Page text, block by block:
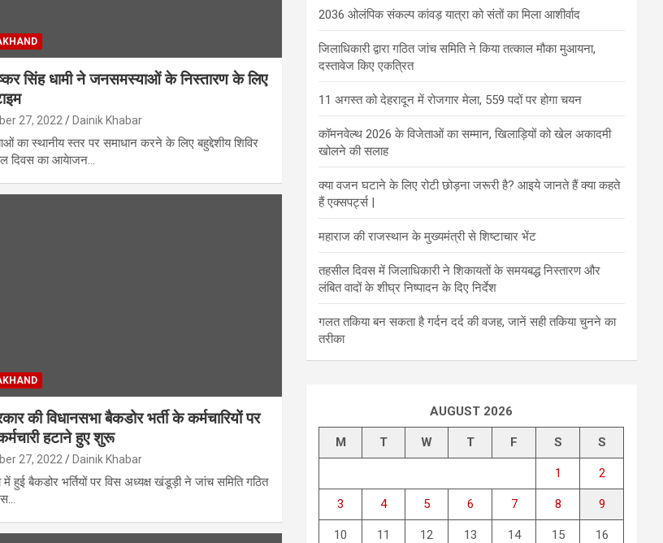
सिंह धामी ने जनसमस्याओं के निस्तारण के लिए
27, 2022 Dainik Khabar
का स्थानीय स्तर पर समाधान करने के लिए बहुद्देशीय शिविर
दिवस का आयेाजन…
की विधानसभा बैकडोर भर्ती के कर्मचारियों पर
हटाने हुए शुरू
27, 2022 Dainik Khabar
में हुई बैकडोर भर्तियों पर विस अध्यक्ष खंडूड़ी ने जांच समिति गठित
2036 ओलंपिक संकल्प कांवड़ यात्रा को संतों का मिला आशीर्वाद
जिलाधिकारी द्वारा गठित जांच समिति ने किया तत्काल मौका मुआयना,
दस्तावेज किए एकत्रित
11 अगस्त को देहरादून में रोजगार मेला, 559 पदों पर होगा चयन
कॉमनवेल्थ 2026 के विजेताओं का सम्मान, खिलाड़ियों को खेल अकादमी
खोलने की सलाह
क्या वजन घटाने के लिए रोटी छोड़ना जरूरी है? आइये जानते हैं क्या कहते
हैं एक्सपर्ट्स |
महाराज की राजस्थान के मुख्यमंत्री से शिष्टाचार भेंट
तहसील दिवस में जिलाधिकारी ने शिकायतों के समयबद्ध निस्तारण और
लंबित वादों के शीघ्र निष्पादन के दिए निर्देश
गलत तकिया बन सकता है गर्दन दर्द की वजह, जानें सही तकिया चुनने का
तरीका
AUGUST 2026
M T W T F S S
1 2
3 4 5 6 7 8 9
10 11 12 13 14 15 16